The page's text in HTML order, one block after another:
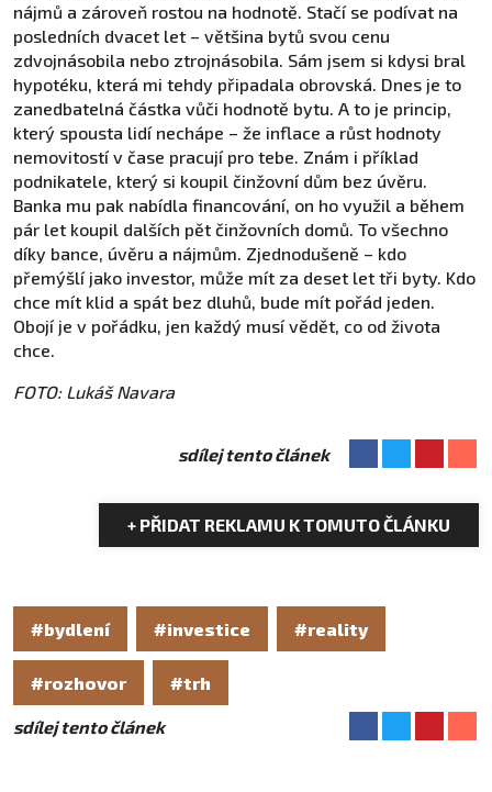
nájmů a zároveň rostou na hodnotě. Stačí se podívat na
posledních dvacet let – většina bytů svou cenu
zdvojnásobila nebo ztrojnásobila. Sám jsem si kdysi bral
hypotéku, která mi tehdy připadala obrovská. Dnes je to
zanedbatelná částka vůči hodnotě bytu. A to je princip,
který spousta lidí nechápe – že inflace a růst hodnoty
nemovitostí v čase pracují pro tebe. Znám i příklad
podnikatele, který si koupil činžovní dům bez úvěru.
Banka mu pak nabídla financování, on ho využil a během
pár let koupil dalších pět činžovních domů. To všechno
díky bance, úvěru a nájmům. Zjednodušeně – kdo
přemýšlí jako investor, může mít za deset let tři byty. Kdo
chce mít klid a spát bez dluhů, bude mít pořád jeden.
Obojí je v pořádku, jen každý musí vědět, co od života
chce.
FOTO: Lukáš Navara
sdílej tento článek
+ PŘIDAT REKLAMU K TOMUTO ČLÁNKU
#bydlení #investice #reality
#rozhovor #trh
sdílej tento článek